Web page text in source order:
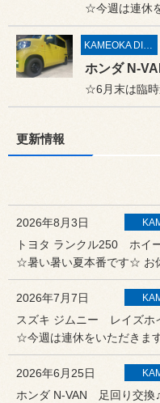
KAMEOKA DIARY
ホンダ N-
更新情報
2026年8月3日
トヨタ ランクル250 ホイ
☆暑い暑い夏本番です☆ お
2026年7月7日
スズキ ジムニー レイズホ
☆今週は連休をいただきま
2026年6月25日
ホンダ N-VAN 足回り交換